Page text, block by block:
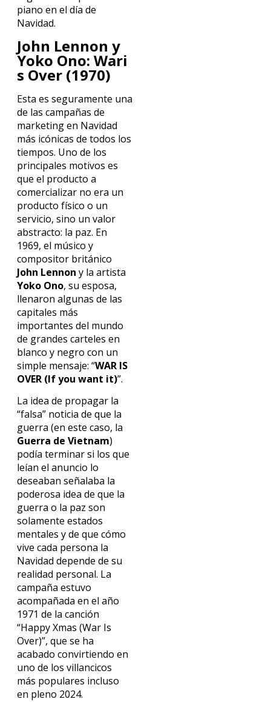
piano en el día de
Navidad.
John Lennon y
Yoko Ono: Wari
s Over (1970)
Esta es seguramente una
de las campañas de
marketing en Navidad
más icónicas de todos los
tiempos. Uno de los
principales motivos es
que el producto a
comercializar no era un
producto físico o un
servicio, sino un valor
abstracto: la paz. En
1969, el músico y
compositor británico
John Lennon y la artista
Yoko Ono, su esposa,
llenaron algunas de las
capitales más
importantes del mundo
de grandes carteles en
blanco y negro con un
simple mensaje: “WAR IS
OVER (If you want it)”.
La idea de propagar la
“falsa” noticia de que la
guerra (en este caso, la
Guerra de Vietnam)
podía terminar si los que
leían el anuncio lo
deseaban señalaba la
poderosa idea de que la
guerra o la paz son
solamente estados
mentales y de que cómo
vive cada persona la
Navidad depende de su
realidad personal. La
campaña estuvo
acompañada en el año
1971 de la canción
“Happy Xmas (War Is
Over)”, que se ha
acabado convirtiendo en
uno de los villancicos
más populares incluso
en pleno 2024.